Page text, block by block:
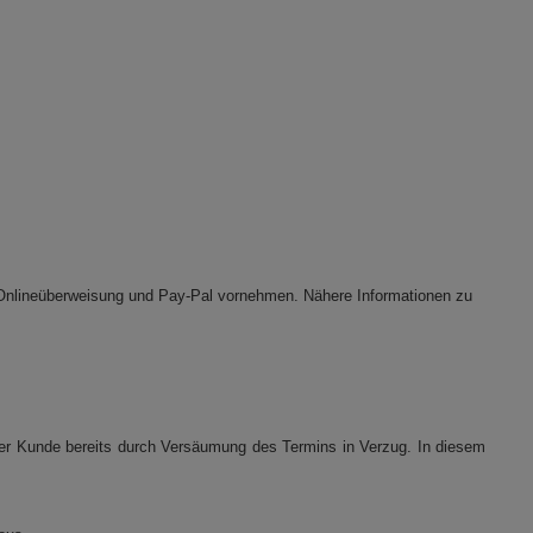
und Pay-Pal vornehmen. Nähere Informationen zu
bereits durch Versäumung des Termins in Verzug. In diesem